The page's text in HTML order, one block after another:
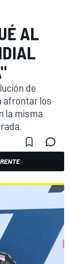
AL
de
afrontar los
la misma